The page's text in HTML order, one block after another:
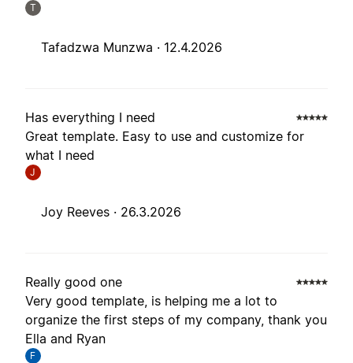
T
Tafadzwa Munzwa · 12.4.2026
Has everything I need
Great template. Easy to use and customize for
what I need
J
Joy Reeves · 26.3.2026
Really good one
Very good template, is helping me a lot to
organize the first steps of my company, thank you
Ella and Ryan
F